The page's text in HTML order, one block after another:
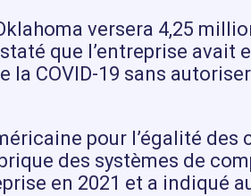
versera 4,25
que l’entreprise
COVID-19 sans
pour l’égalité des
des systèmes de
en 2021 et a